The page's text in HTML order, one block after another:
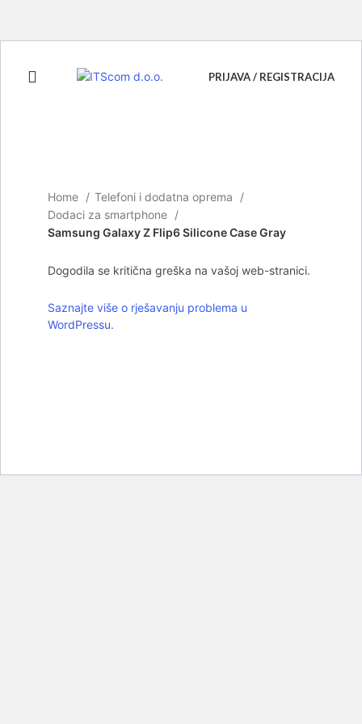
PRIJAVA / REGISTRACIJA
Home
Telefoni i dodatna oprema
Dodaci za smartphone
Samsung Galaxy Z Flip6 Silicone Case Gray
Dogodila se kritična greška na vašoj web-stranici.
Saznajte više o rješavanju problema u
WordPressu.